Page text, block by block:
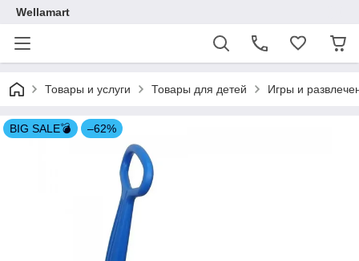
Wellamart
Товары и услуги Товары для детей Игры и
BIG SALE💣 –62%